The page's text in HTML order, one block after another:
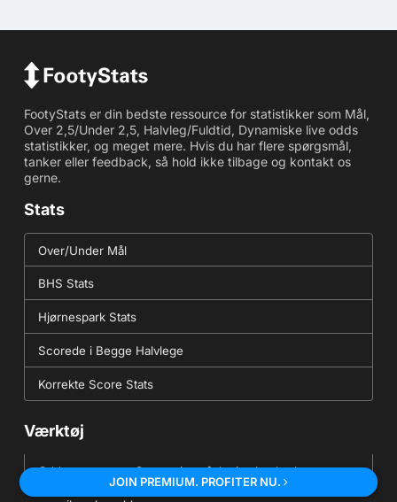
FootyStats er din bedste ressource for statistikker som Mål,
Over 2,5/Under 2,5, Halvleg/Fuldtid, Dynamiske live odds
statistikker, og meget mere. Hvis du har flere spørgsmål,
tanker eller feedback, så hold ikke tilbage og kontakt os
gerne.
Stats
Over/Under Mål
BHS Stats
Hjørnespark Stats
Scorede i Begge Halvlege
Korrekte Score Stats
Værktøj
Oddsomregner - Omregning af decimaler, brøker og
JOIN PREMIUM. PROFITER NU.